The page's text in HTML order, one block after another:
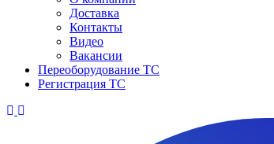
Доставка
Контакты
Видео
Вакансии
Переоборудование ТС
Регистрация ТС